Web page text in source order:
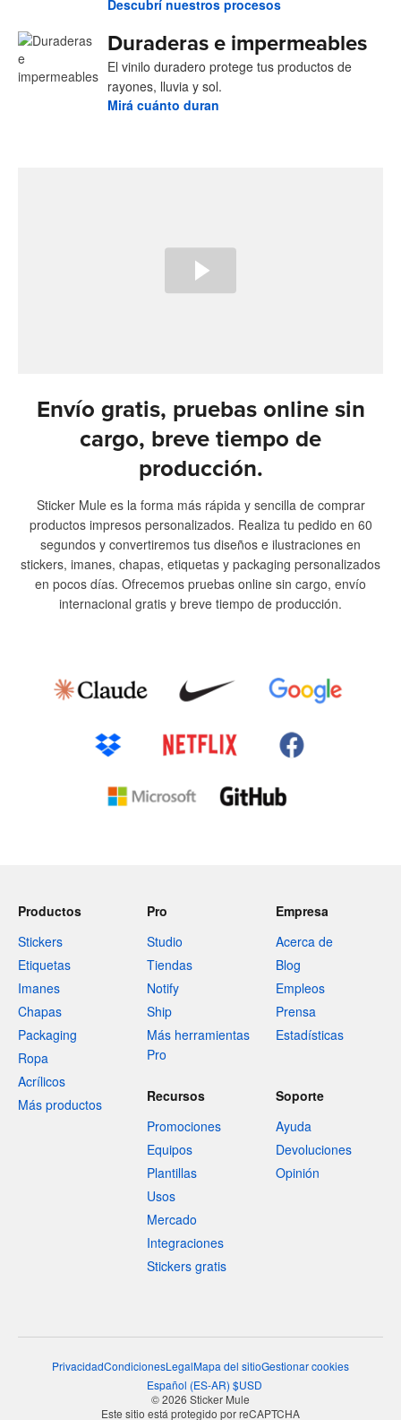
Descubrí nuestros procesos
Duraderas e impermeables
El vinilo duradero protege tus productos de
rayones, lluvia y sol.
Mirá cuánto duran
Envío gratis, pruebas online sin
cargo, breve tiempo de
producción.
Sticker Mule es la forma más rápida y sencilla de comprar
productos impresos personalizados. Realiza tu pedido en 60
segundos y convertiremos tus diseños e ilustraciones en
stickers, imanes, chapas, etiquetas y packaging personalizados
en pocos días. Ofrecemos pruebas online sin cargo, envío
internacional gratis y breve tiempo de producción.
Productos
Stickers
Etiquetas
Imanes
Chapas
Packaging
Ropa
Acrílicos
Más productos
Pro
Studio
Tiendas
Notify
Ship
Más herramientas
Pro
Empresa
Acerca de
Blog
Empleos
Prensa
Estadísticas
Recursos
Promociones
Equipos
Plantillas
Usos
Mercado
Integraciones
Stickers gratis
Soporte
Ayuda
Devoluciones
Opinión
PrivacidadCondicionesLegalMapa del sitioGestionar cookies
Español (ES-AR) $USD
© 2026 Sticker Mule
Este sitio está protegido por reCAPTCHA